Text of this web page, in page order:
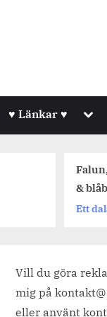
♥ Länkar ♥
&
Ett
Vill du göra
mig på
eller använt